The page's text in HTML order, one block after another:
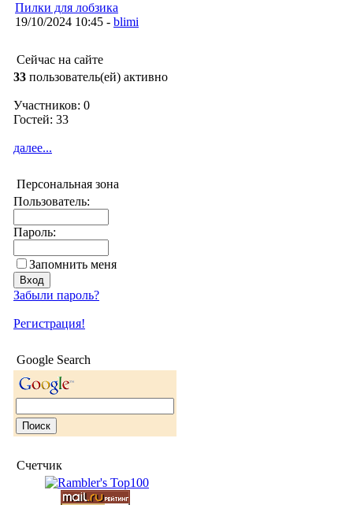
Пилки для лобзика
19/10/2024 10:45 - blimi
Сейчас на сайте
33 пользователь(ей) активно
Участников: 0
Гостей: 33
далее...
Персональная зона
Пользователь:
Пароль:
Запомнить меня
Забыли пароль?
Регистрация!
Google Search
Счетчик